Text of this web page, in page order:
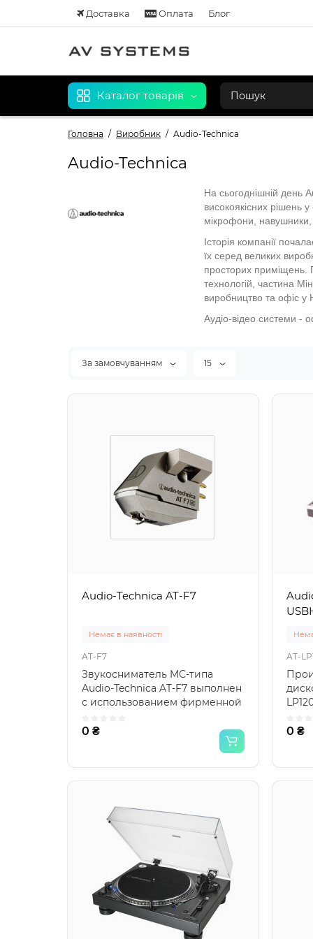
Доставка Оплата Блог
Каталог товарів
Головна Виробник Audio-Technica
Audio-Technica
На сьогоднішній день
високоякісних рішень
мікрофони, навушники,
Історія компанії
їх серед великих
просторих приміщень.
технологій, частина
виробництво та офіс у
Аудіо-відео системи -
За замовчуванням 15
Audio-Technica AT-F7
Немає в наявності
AT-F7
Звукосниматель MC-типа
Audio-Technica AT-F7 выполнен
с использованием фирменной
0 ₴
AT-
0 ₴